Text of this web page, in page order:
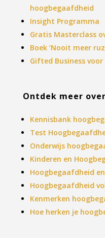
hoogbegaafdheid
Insight Programma
Gratis Masterclass
Boek ‘Nooit meer
Gifted Business
Ontdek meer
Kennisbank
Test
Onderwijs
Kinderen en
Hoogbegaafdheid
Hoogbegaafdheid
Kenmerken
Hoe herken je